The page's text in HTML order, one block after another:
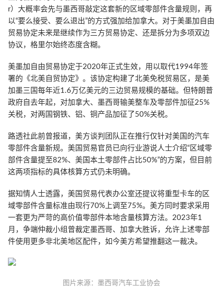
r）大概率会先与墨西哥敲定这套新的区域零部件含量规则，再
以“要么接受、要么退出”的方式强加给加拿大。对于美墨加自由
贸易协定未来是继续作为三方贸易协定、还是拆分为多项双边
协议，格里尔始终态度含糊。
美墨加自由贸易协定于2020年正式生效，用以取代1994年签
署的《北美自贸协定》。该协定构建了北美免税贸易区，是美
加墨三国每年近1.6万亿美元的三边贸易规模的基础。但特朗普
政府自去年起，对加拿大、墨西哥输美整车及零部件加征25%
关税，对两国钢铁、铝、铜产品加征了50%关税。
路透社此前曾报道，美方谈判团队正在推行仅针对美国的汽车
零部件含量新规。美国贸易官员已向行业游说人士介绍“区域零
部件含量提至82%、美国本土零部件占比50%”的方案，但目前
这两项指标的具体核算方式仍未明确。
据知情人士透露，美国贸易代表办公室还提议将重型卡车的区
域零部件含量标准由现行70%上调至75%。美方同时要求采用
一套更为严苛的高价值零部件本地含量核算方法。2023年1
月，争端仲裁小组曾裁定墨西哥、加拿大胜诉，允许上述零部
件使用更多非北美地区配件，如今美方希望推翻这一裁决。
图片来源：墨西哥汽车工业协会